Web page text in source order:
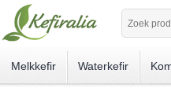
Melkkefir Waterkefir